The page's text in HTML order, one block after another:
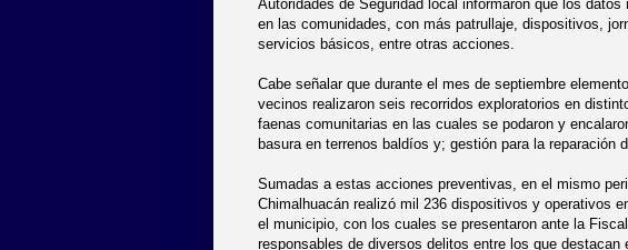
Autoridades de Seguridad local informaron que los
en las comunidades, con más patrullaje, dispositivos,
servicios básicos, entre otras acciones.
Cabe señalar que durante el mes de septiembre
vecinos realizaron seis recorridos exploratorios en
faenas comunitarias en las cuales se podaron y
basura en terrenos baldíos y; gestión para la reparación
Sumadas a estas acciones preventivas, en el mismo
Chimalhuacán realizó mil 236 dispositivos y operativos
el municipio, con los cuales se presentaron ante la
responsables de diversos delitos entre los que destacan